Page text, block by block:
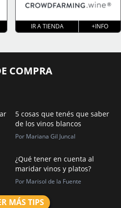
IR A TIENDA +INFO
COMPRA
5 cosas que tenés que saber
de los vinos blancos
Por Mariana Gil Juncal
¿Qué tener en cuenta al
maridar vinos y platos?
Por Marisol de la Fuente
MÁS TIPS